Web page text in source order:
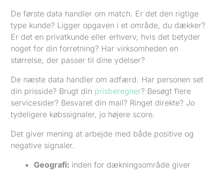
De første data handler om match. Er det den rigtige
type kunde? Ligger opgaven i et område, du dækker?
Er det en privatkunde eller erhverv, hvis det betyder
noget for din forretning? Har virksomheden en
størrelse, der passer til dine ydelser?
De næste data handler om adfærd. Har personen set
din prisside? Brugt din prisberegner? Besøgt flere
servicesider? Besvaret din mail? Ringet direkte? Jo
tydeligere købssignaler, jo højere score.
Det giver mening at arbejde med både positive og
negative signaler.
Geografi: inden for dækningsområde giver